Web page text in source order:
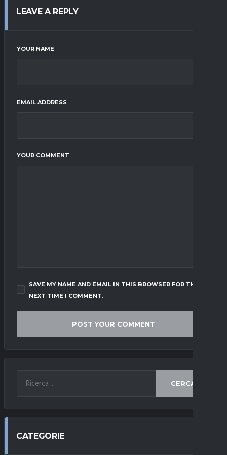
LEAVE A REPLY
YOUR NAME
EMAIL ADDRESS
YOUR COMMENT
SAVE MY NAME AND EMAIL IN THIS BROWSER FOR THE
NEXT TIME I COMMENT.
CERCA
CATEGORIE